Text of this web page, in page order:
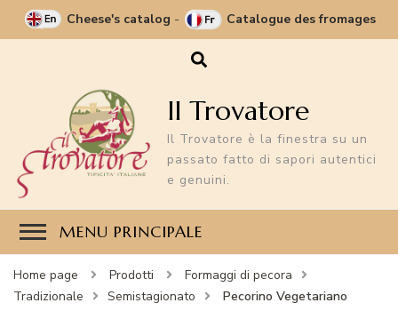
Cheese's catalog - Catalogue des fromages
Il Trovatore
Il Trovatore è la finestra su un
passato fatto di sapori autentici
e genuini.
MENU PRINCIPALE
Home page Prodotti
Formaggi di pecora
Tradizionale
Semistagionato Pecorino Vegetariano